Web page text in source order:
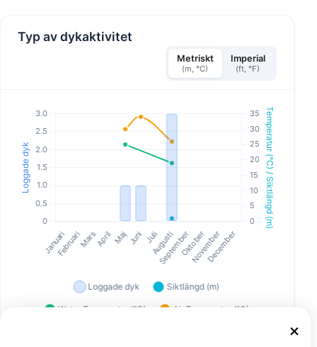
Typ av dykaktivitet
Metriskt
(m, °C)
Imperial
(ft, °F)